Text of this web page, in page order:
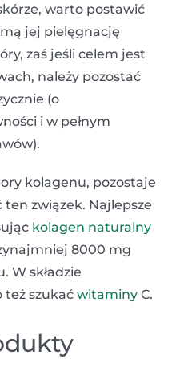
warto postawić
jej pielęgnację
zaś jeśli celem jest
należy pozostać
(o
i w pełnym
kolagenu, pozostaje
związek. Najlepsze
kolagen naturalny
8000 mg
W składzie
też szukać witaminy C.